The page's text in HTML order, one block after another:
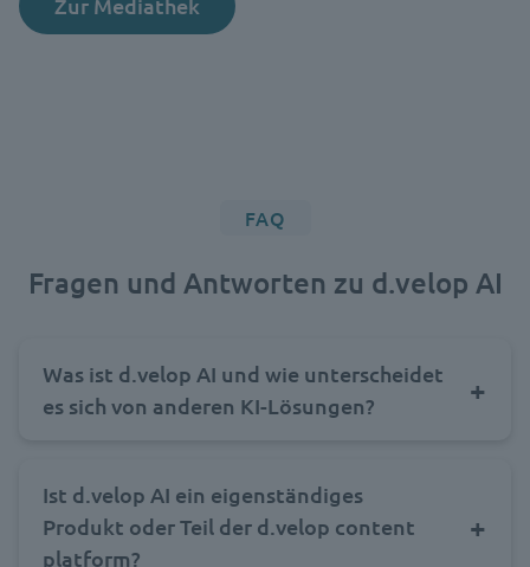
Zur Mediathek
FAQ
Fragen und Antworten zu d.velop AI
Was ist d.velop AI und wie unterscheidet
es sich von anderen KI-Lösungen?
Ist d.velop AI ein eigenständiges
Produkt oder Teil der d.velop content
platform?